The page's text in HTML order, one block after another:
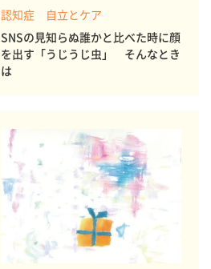
認知症 自立とケア
SNSの見知らぬ誰かと比べた時に顔
を出す「うじうじ虫」 そんなとき
は